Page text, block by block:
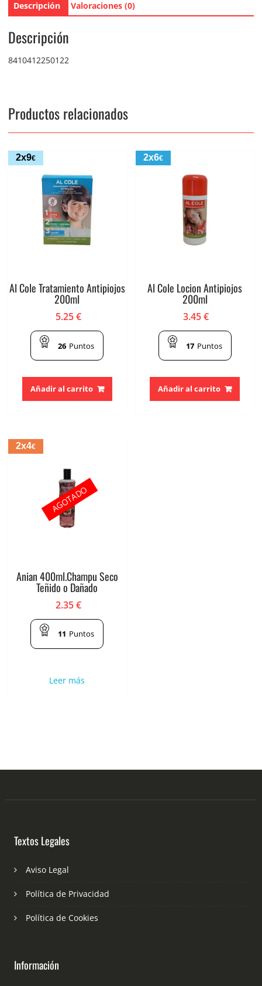
Descripción Valoraciones (0)
Descripción
8410412250122
Productos relacionados
2x9€
Al Cole Tratamiento Antipiojos
200ml
5.25€
26 Puntos
Añadir al carrito
2x6€
Al Cole Locion Antipiojos
200ml
3.45€
17 Puntos
Añadir al carrito
2x4€
Anian 400ml.Champu Seco
Teñido o Dañado
2.35€
11 Puntos
Leer más
AGOTADO
Textos Legales
Aviso Legal
Política de Privacidad
Política de Cookies
Información